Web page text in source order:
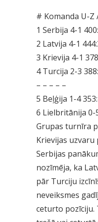
# Komanda U-Z
1 Serbija 4-1
2 Latvija 4-1
3 Krievija 4-1
4 Turcija 2-3
– – – – –
5 Beļģija 1-4
6 Lielbritānija 0-
Grupas turnīra
Krievijas
Serbijas
nozīmēja, ka
pār Turciju
neveiksmes
ceturto pozīciju.